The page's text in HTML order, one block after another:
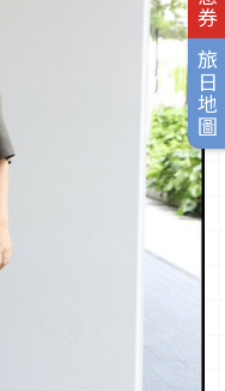
旅日地圖